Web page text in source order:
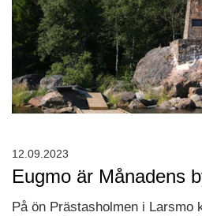
Eugmo är Månadens
På ön Prästasholmen i Larsmo
12.09.2023